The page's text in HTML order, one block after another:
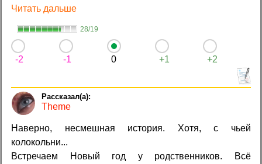
Читать дальше
28/19
-2 -1 0 +1 +2
Theme
Наверно, несмешная история. Хотя, с чьей
колокольни...
Встречаем Новый год у родственников. Всё